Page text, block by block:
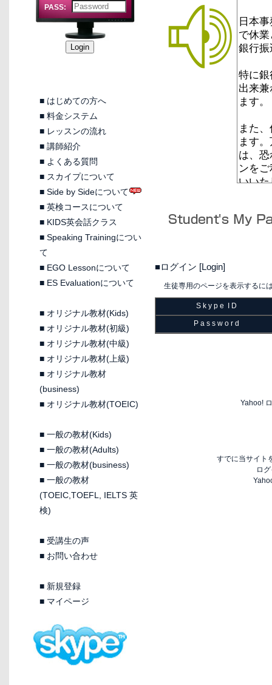
PASS:
■ はじめての方へ
■ 料金システム
■ レッスンの流れ
■ 講師紹介
■ よくある質問
■ スカイプについて
■ Side by Sideについて
■ 英検コースについて
■ KIDS英会話クラス
■ Speaking Trainingについ
て
■ EGO Lessonについて
■ ES Evaluationについて
■ オリジナル教材(Kids)
■ オリジナル教材(初級)
■ オリジナル教材(中級)
■ オリジナル教材(上級)
■ オリジナル教材
(business)
■ オリジナル教材(TOEIC)
■ 一般の教材(Kids)
■ 一般の教材(Adults)
■ 一般の教材(business)
■ 一般の教材
(TOEIC,TOEFL, IELTS 英
検)
■ 受講生の声
■ お問い合わせ
■ 新規登録
■ マイページ
■ログイン [Login]
生徒専用のページを表示するに
S k y p e I D
P a s s w o r d
Yahoo!
すでに当サイト
ロ